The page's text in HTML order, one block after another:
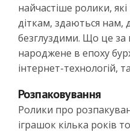
найчастіше ролики,
діткам, здаються нам,
безглуздими. Що це за
народжене в епоху
інтернет-технологій,
Розпаковування
Ролики про
іграшок кілька років